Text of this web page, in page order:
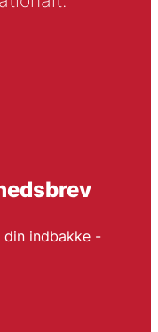
din indbakke -